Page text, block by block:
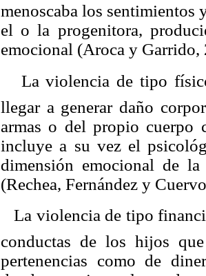
menoscaba los sentimientos
el o la progenitora,
emocional (Aroca y Garrido,
 La violencia de tipo
llegar a generar daño
armas o del propio cuerpo
incluye a su vez el
dimensión emocional de la
(Rechea, Fernández y
 La violencia de tipo
conductas de los hijos
pertenencias como de